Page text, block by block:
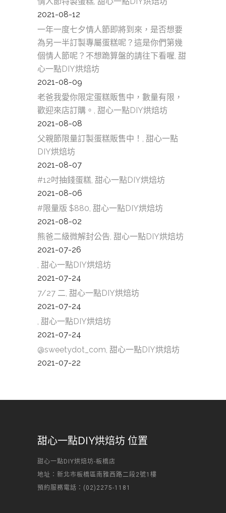
2021-08-12
一年一度七夕情人節即將到來，是否想要
為另一半訂製專屬蛋糕呢？這是你們第幾
個情人節呢？不想跪算盤的請往下看喔, 甜
心一點DIY烘焙坊
2021-08-09
老爸我愛你限定蛋糕販售中，數量有限，
歡迎來店訂購。, 甜心一點DIY烘焙坊
2021-08-08
父親節限量訂製蛋糕販售中！, 甜心一點
DIY烘焙坊
2021-08-07
#12吋抽錢蛋糕, 甜心一點DIY烘焙坊
2021-08-06
#限量版 $880, 甜心一點DIY烘焙坊
2021-08-02
熊爸二級微解封公告, 甜心一點DIY烘焙坊
2021-07-26
, 甜心一點DIY烘焙坊
2021-07-24
7/27 二, 甜心一點DIY烘焙坊
2021-07-24
, 甜心一點DIY烘焙坊
2021-07-24
@sweetydot_com, 甜心一點DIY烘焙坊
2021-07-22
甜心一點DIY烘焙坊 位置
甜心一點DIY烘焙坊-板橋店
地址：新北市板橋區南雅西路二段2號1樓
預約服務電話：(02)2275-1181